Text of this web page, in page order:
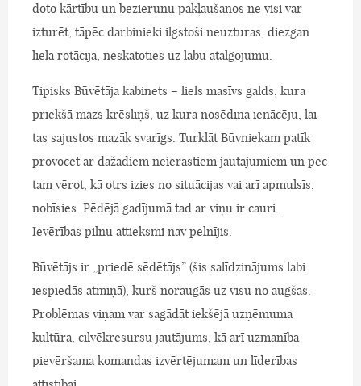
doto kārtību un bezierunu pakļaušanos ne visi var
izturēt, tāpēc darbinieki ilgstoši neuzturas, diezgan
liela rotācija, neskatoties uz labu atalgojumu.
Tipisks Būvētāja kabinets – liels masīvs galds, kura
priekšā mazs krēsliņš, uz kura nosēdina ienācēju, lai
tas sajustos mazāk svarīgs. Turklāt Būvniekam patīk
provocēt ar dažādiem neierastiem jautājumiem un pēc
tam vērot, kā otrs izies no situācijas vai arī apmulsīs,
nobīsies. Pēdējā gadījumā tad ar viņu ir cauri.
Ievērības pilnu attieksmi nav pelnījis.
Būvētājs ir „priedē sēdētājs” (šis salīdzinājums labi
iespiedās atmiņā), kurš noraugās uz visu no augšas.
Problēmas viņam var sagādāt iekšējā uzņēmuma
kultūra, cilvēkresursu jautājums, kā arī uzmanība
pievēršama komandas izvērtējumam un līderības